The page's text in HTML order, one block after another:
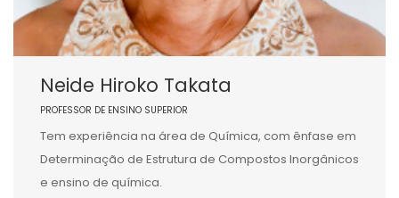
Neide Hiroko Takata
PROFESSOR DE ENSINO SUPERIOR
Tem experiência na área de Química, com ênfase em
Determinação de Estrutura de Compostos Inorgânicos
e ensino de química.